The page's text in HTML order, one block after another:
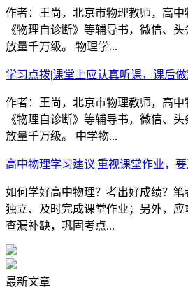
作者：王尚，北京市物理教师，高
《物理自诊断》等辅导书，微信、
放量千万级。 物理学...
学习点拨|课堂上应认真听课，课后
作者：王尚，北京市物理教师，高
《物理自诊断》等辅导书，微信、
放量千万级。 中学物...
高中物理学习建议|重视课堂作业，
如何学好高中物理？考出好成绩？
独立、及时完成课堂作业；另外，
查漏补缺，巩固考点...
最新文章